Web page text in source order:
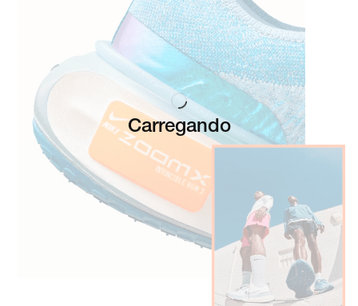
Amortecimento: Super Alto
Quanto mais amortecimento você tiver sob os pés, mais
suave e confortável será sua experiência de corrida. O
amortecimento ajuda a suavizar o impacto quando seus
pés tocam o chão. Com o amortecimento Nike ZoomX
em forma de pedra e espuma mais alta, este tênis
oferece o melhor amortecimento no contato com o solo e
uma sensação ainda mais macia sob os pés.
Responsividade: Super Alto
Quanto mais responsivo o tênis, mais retorno de energia
você pode obter a cada passo. Se você deseja correr um
pouco mais rápido ou com um pouco menos de esforço,
Carregando